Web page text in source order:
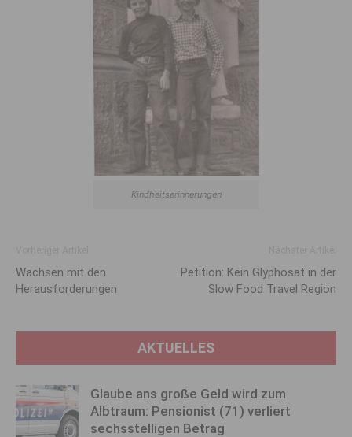
Kindheitserinnerungen
Wachsen mit den
Herausforderungen
Petition: Kein Glyphosat in der
Slow Food Travel Region
AKTUELLES
Glaube ans große Geld wird zum
Albtraum: Pensionist (71) verliert
sechsstelligen Betrag